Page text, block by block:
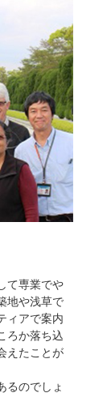
て専業でや
地や浅草で
ィアで案内
ろか落ち込
えたことが
るのでしょ